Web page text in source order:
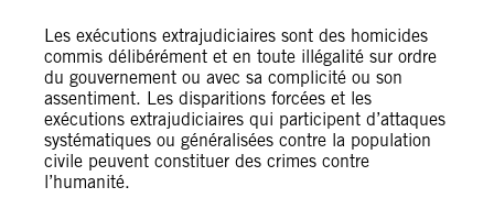
Les exécutions extrajudiciaires sont des homicides
commis délibérément et en toute illégalité sur ordre
du gouvernement ou avec sa complicité ou son
assentiment. Les disparitions forcées et les
exécutions extrajudiciaires qui participent d’attaques
systématiques ou généralisées contre la population
civile peuvent constituer des crimes contre
l’humanité.